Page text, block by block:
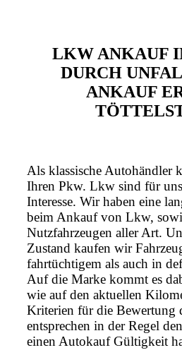
LKW ANKAUF
DURCH
ANKAUF
Als klassische Autohändler
Ihren Pkw. Lkw sind für
Interesse. Wir haben eine
beim Ankauf von Lkw,
Nutzfahrzeugen aller Art.
Zustand kaufen wir
fahrtüchtigem als auch in
Auf die Marke kommt es
wie auf den aktuellen
Kriterien für die Bewertung
entsprechen in der Regel
einen Autokauf Gültigkeit